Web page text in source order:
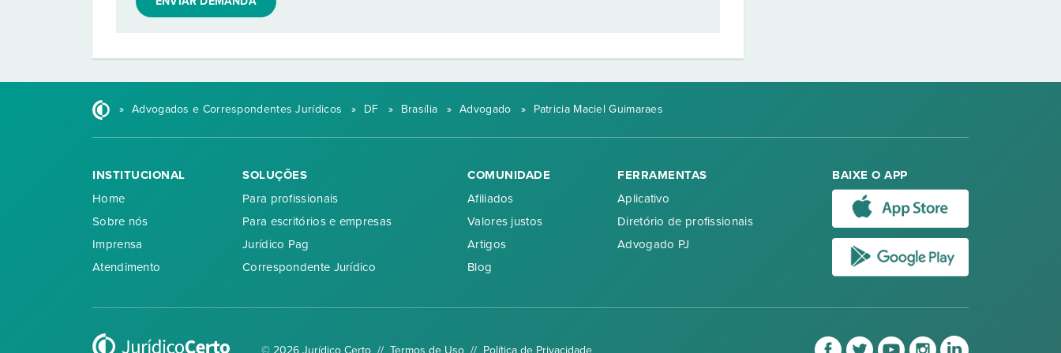
» Advogados e Correspondentes Jurídicos » DF » Brasília » Advogado » Patricia Maciel Guimaraes
INSTITUCIONAL
Home
Sobre nós
Imprensa
Atendimento
SOLUÇÕES
Para profissionais
Para escritórios e empresas
Jurídico Pag
Correspondente Jurídico
COMUNIDADE
Afiliados
Valores justos
Artigos
Blog
FERRAMENTAS
Aplicativo
Diretório de profissionais
Advogado PJ
BAIXE O APP
© 2026 Jurídico Certo // Termos de Uso// Política de Privacidade